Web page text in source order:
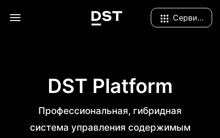
Navigation Menu Сервисы
DST Platform
Профессиональная, гибридная
система управления содержимым